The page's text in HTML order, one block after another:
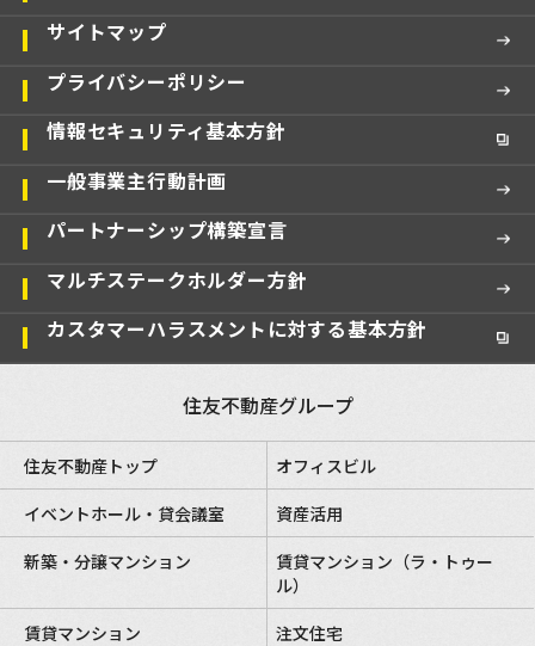
サイトマップ
プライバシーポリシー
情報セキュリティ基本方針
一般事業主行動計画
パートナーシップ構築宣言
マルチステークホルダー方針
カスタマーハラスメントに対する基本方針
住友不動産グループ
住友不動産トップ
オフィスビル
イベントホール・貸会議室
資産活用
新築・分譲マンション
賃貸マンション（ラ・トゥー
ル）
賃貸マンション
注文住宅